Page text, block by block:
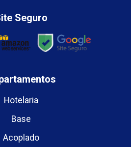
Seguro
Hotelaria
Base
Acoplado